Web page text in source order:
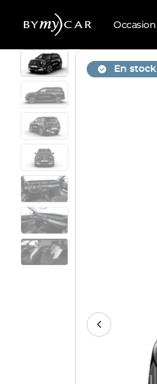
Occasion
En stock